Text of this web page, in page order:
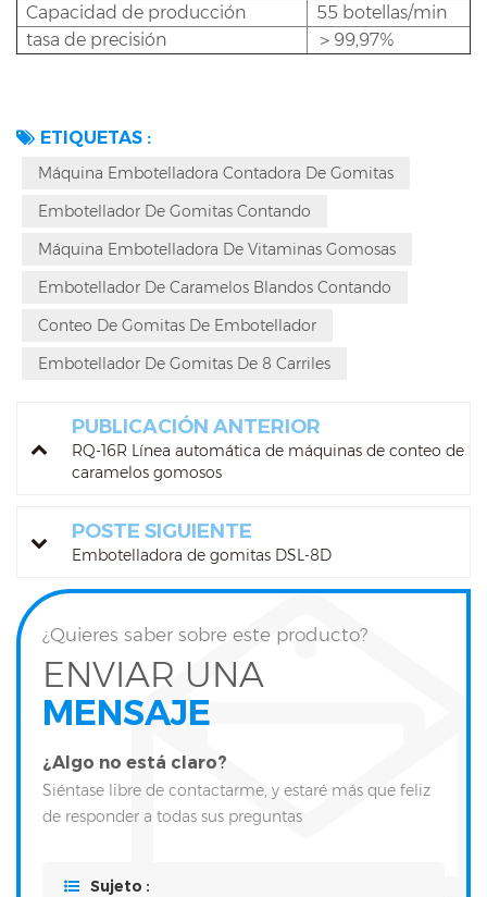
Capacidad de producción
55 botellas/min
tasa de precisión
＞99,97%
ETIQUETAS :
Máquina Embotelladora Contadora De Gomitas
Embotellador De Gomitas Contando
Máquina Embotelladora De Vitaminas Gomosas
Embotellador De Caramelos Blandos Contando
Conteo De Gomitas De Embotellador
Embotellador De Gomitas De 8 Carriles
PUBLICACIÓN ANTERIOR
RQ-16R Línea automática de máquinas de conteo de
caramelos gomosos
POSTE SIGUIENTE
Embotelladora de gomitas DSL-8D
¿Quieres saber sobre este producto?
ENVIAR UNA
MENSAJE
¿Algo no está claro?
Siéntase libre de contactarme, y estaré más que feliz
de responder a todas sus preguntas
Sujeto :